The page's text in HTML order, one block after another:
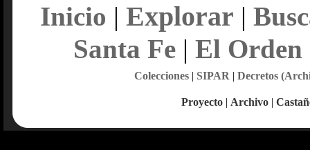
Inicio | Explorar |
Santa Fe| El Orden
Colecciones| SIPAR | Decretos
Proyecto | Archivo |